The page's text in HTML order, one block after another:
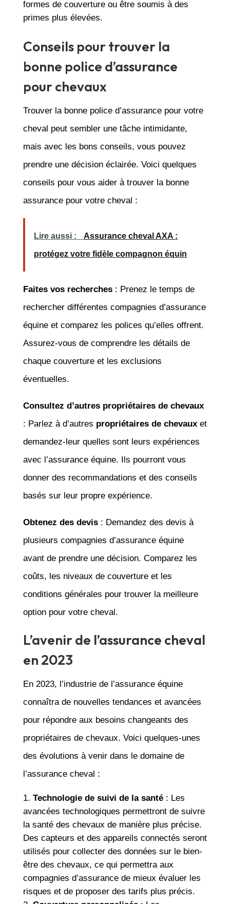
formes de couverture ou être soumis à des
primes plus élevées.
Conseils pour trouver la
bonne police d’assurance
pour chevaux
Trouver la bonne police d’assurance pour votre
cheval peut sembler une tâche intimidante,
mais avec les bons conseils, vous pouvez
prendre une décision éclairée. Voici quelques
conseils pour vous aider à trouver la bonne
assurance pour votre cheval :
Lire aussi : Assurance cheval AXA :
protégez votre fidèle compagnon équin
Faites vos recherches: Prenez le temps de
rechercher différentes compagnies d’assurance
équine et comparez les polices qu’elles offrent.
Assurez-vous de comprendre les détails de
chaque couverture et les exclusions
éventuelles.
Consultez d’autres propriétaires de chevaux
: Parlez à d’autres propriétaires de chevauxet
demandez-leur quelles sont leurs expériences
avec l’assurance équine. Ils pourront vous
donner des recommandations et des conseils
basés sur leur propre expérience.
Obtenez des devis: Demandez des devis à
plusieurs compagnies d’assurance équine
avant de prendre une décision. Comparez les
coûts, les niveaux de couverture et les
conditions générales pour trouver la meilleure
option pour votre cheval.
L’avenir de l’assurance cheval
en 2023
En 2023, l’industrie de l’assurance équine
connaîtra de nouvelles tendances et avancées
pour répondre aux besoins changeants des
propriétaires de chevaux. Voici quelques-unes
des évolutions à venir dans le domaine de
l’assurance cheval :
Technologie de suivi de la santé: Les
avancées technologiques permettront de suivre
la santé des chevaux de manière plus précise.
Des capteurs et des appareils connectés seront
utilisés pour collecter des données sur le bien-
être des chevaux, ce qui permettra aux
compagnies d’assurance de mieux évaluer les
risques et de proposer des tarifs plus précis.